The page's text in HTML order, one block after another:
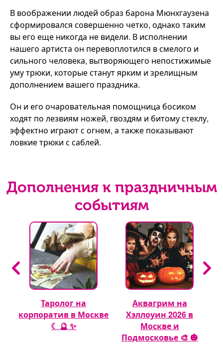
В воображении людей образ барона Мюнхгаузена
сформировался совершенно четко, однако таким
вы его еще никогда не видели. В исполнении
нашего артиста он перевоплотился в смелого и
сильного человека, вытворяющего непостижимые
уму трюки, которые станут ярким и зрелищным
дополнением вашего праздника.
Он и его очаровательная помощница босиком
ходят по лезвиям ножей, гвоздям и битому стеклу,
эффектно играют с огнем, а также показывают
ловкие трюки с саблей.
Дополнения к праздничным
событиям
Таролог на
корпоратив в Москве
☾ 🔮 ✨
Аквагрим на
Хэллоуин 2026 в
Москве и
Подмосковье 🎨 🎃